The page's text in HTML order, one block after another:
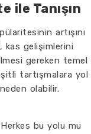
ile Tanışın
artışını
kas gelişimlerini
gereken temel
tartışmalara yol
olabilir.
bu yolu mu